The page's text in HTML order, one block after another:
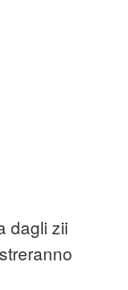
dagli zii